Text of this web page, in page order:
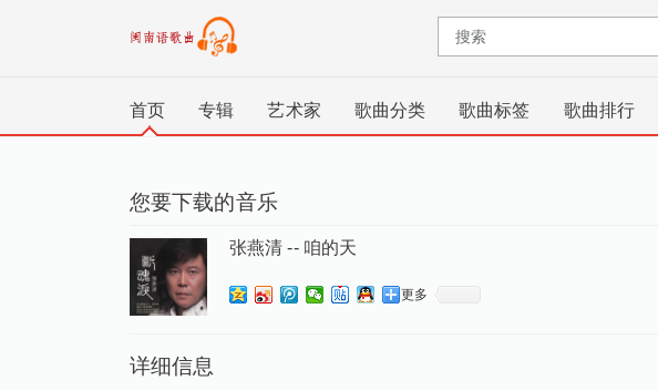
首页 专辑 艺术家 歌曲分类 歌曲标签 歌曲排行
您要下载的音乐
张燕清 -- 咱的天
更多
详细信息